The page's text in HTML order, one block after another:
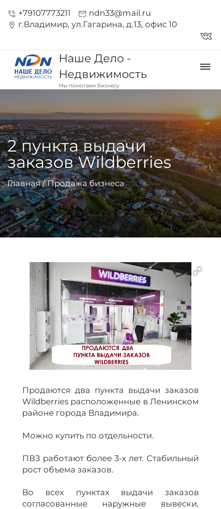
phone_in_talk +79107773211 mark_email_read ndn33@mail.ru
location_on г.Владимир, ул.Гагарина, д.13, офис 10
vk_in
Наше Дело -
Недвижимость
Мы помогаем бизнесу
dehaze
2 пункта выдачи
заказов Wildberries
Главная/Продажа бизнеса
Продаются два пункта выдачи заказов
Wildberries расположенные в Ленинском
районе города Владимира.
Можно купить по отдельности.
ПВЗ работают более 3-х лет. Стабильный
рост объема заказов.
Во всех пунктах выдачи заказов
согласованные наружные вывески,